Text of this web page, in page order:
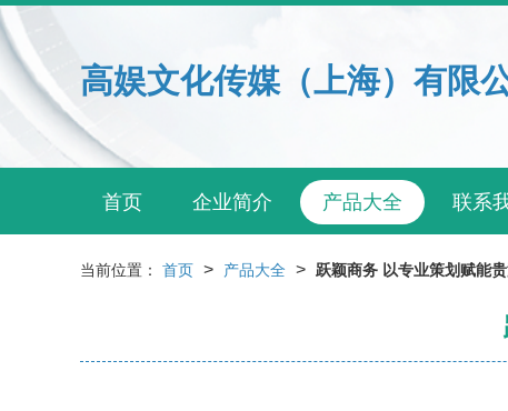
高娱文化传媒（上海）有限
首页 企业简介 产品大全 联系
当前位置： 首页 > 产品大全 > 跃颖商务 以专业策划赋能